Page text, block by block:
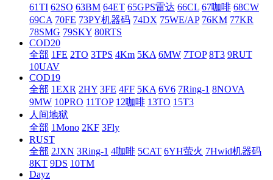
61TI 62SO 63BM 64ET 65GPS雷达 66CL 67咖啡 68CW
69CA 70FE 73PY机器码 74DX 75WE/AP 76KM 77KR
78SMG 79SKY 80RTS
COD20
全部 1FE 2TO 3TPS 4Km 5KA 6MW 7TOP 8T3 9RUT
10UAV
COD19
全部 1EXR 2HY 3FE 4FF 5KA 6V6 7Ring-1 8NOVA
9MW 10PRO 11TOP 12咖啡 13TO 15T3
人间地狱
全部 1Mono 2KF 3Fly
RUST
全部 2JXN 3Ring-1 4咖啡 5CAT 6YH萤火 7Hwid机器码
8KT 9DS 10TM
Dayz